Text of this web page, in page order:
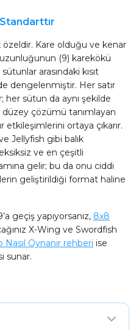
Kare olduğu ve kenar
(9) karekökü
arasındaki kısıt
dengelenmiştir. Her satır
sütun da aynı şekilde
çözümü tanımlayan
ortaya çıkarır.
Jellyfish gibi balık
ve en çeşitli
gelir; bu da onu ciddi
geliştirildiği format haline
geçiş yapıyorsanız, 8x8
X-Wing ve Swordfish
Oynanır rehberi ise
sunar.